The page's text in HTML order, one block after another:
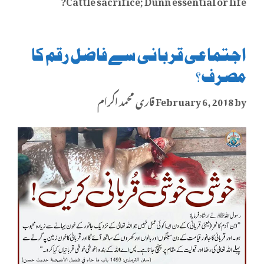
اجتماعی قربانی سے فاضل رقم کا
مصرف؟
February 6, 2018by قاری محمد اکرام